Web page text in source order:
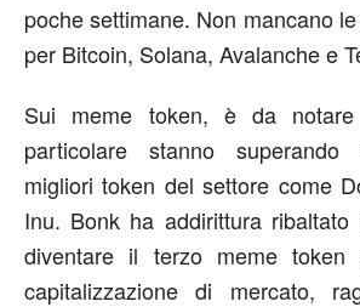
poche settimane. Non mancano
per Bitcoin, Solana, Avalanche e
Sui meme token, è da
particolare stanno superando
migliori token del settore come
Inu. Bonk ha addirittura ribaltato
diventare il terzo meme
capitalizzazione di mercato,